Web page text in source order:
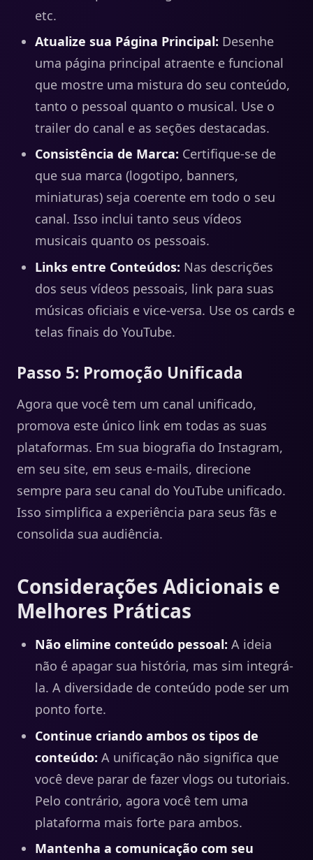
etc.
Atualize sua Página Principal: Desenhe
uma página principal atraente e funcional
que mostre uma mistura do seu conteúdo,
tanto o pessoal quanto o musical. Use o
trailer do canal e as seções destacadas.
Consistência de Marca: Certifique-se de
que sua marca (logotipo, banners,
miniaturas) seja coerente em todo o seu
canal. Isso inclui tanto seus vídeos
musicais quanto os pessoais.
Links entre Conteúdos: Nas descrições
dos seus vídeos pessoais, link para suas
músicas oficiais e vice-versa. Use os cards e
telas finais do YouTube.
Passo 5: Promoção Unificada
Agora que você tem um canal unificado,
promova este único link em todas as suas
plataformas. Em sua biografia do Instagram,
em seu site, em seus e-mails, direcione
sempre para seu canal do YouTube unificado.
Isso simplifica a experiência para seus fãs e
consolida sua audiência.
Considerações Adicionais e
Melhores Práticas
Não elimine conteúdo pessoal: A ideia
não é apagar sua história, mas sim integrá-
la. A diversidade de conteúdo pode ser um
ponto forte.
Continue criando ambos os tipos de
conteúdo: A unificação não significa que
você deve parar de fazer vlogs ou tutoriais.
Pelo contrário, agora você tem uma
plataforma mais forte para ambos.
Mantenha a comunicação com seu